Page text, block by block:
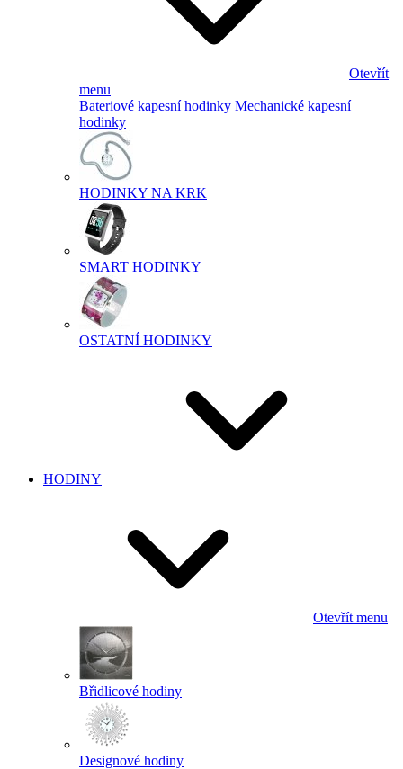
Otevřít
menu
Bateriové kapesní hodinky Mechanické kapesní
hodinky
HODINKY NA KRK
SMART HODINKY
OSTATNÍ HODINKY
HODINY
Otevřít menu
Břidlicové hodiny
Designové hodiny